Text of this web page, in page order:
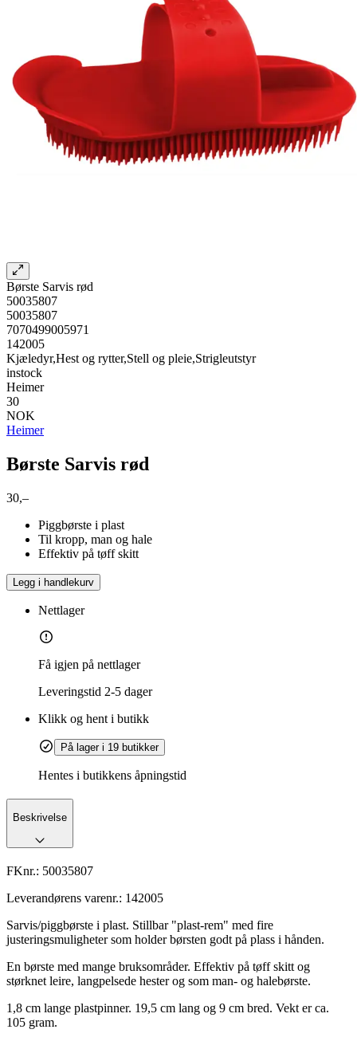
Børste Sarvis rød
50035807
50035807
7070499005971
142005
Kjæledyr,Hest og rytter,Stell og pleie,Strigleutstyr
instock
Heimer
30
NOK
Heimer
Børste Sarvis rød
30,–
Piggbørste i plast
Til kropp, man og hale
Effektiv på tøff skitt
Legg i handlekurv
Nettlager
Få igjen på nettlager
Leveringstid 2-5 dager
Klikk og hent i butikk
På lager i 19 butikker
Hentes i butikkens åpningstid
Beskrivelse
FKnr.: 50035807
Leverandørens varenr.: 142005
Sarvis/piggbørste i plast. Stillbar "plast-rem" med fire
justeringsmuligheter som holder børsten godt på plass i hånden.
En børste med mange bruksområder. Effektiv på tøff skitt og
størknet leire, langpelsede hester og som man- og halebørste.
1,8 cm lange plastpinner. 19,5 cm lang og 9 cm bred. Vekt er ca.
105 gram.